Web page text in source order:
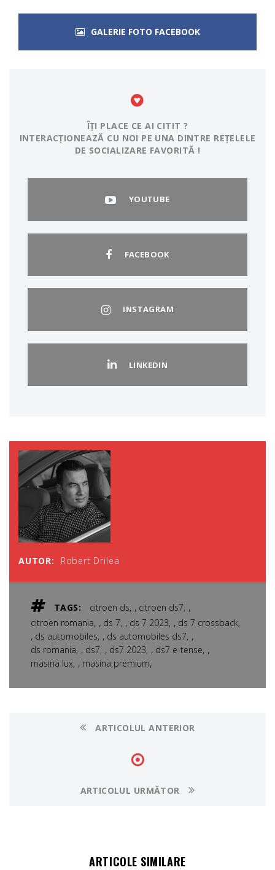
GALERIE FOTO FACEBOOK
ÎȚI PLACE CE AI CITIT ?
INTERACȚIONEAZĂ CU NOI PE UNA DINTRE REȚELELE
DE SOCIALIZARE FAVORITĂ !
YOUTUBE
FACEBOOK
INSTAGRAM
LINKEDIN
AUTOR: Robert Drilea
TAGS: citroen ds , citroen ds7 ,
citroen romania , ds 7 , ds 7 2023 , ds 7 crossback
, ds automobiles , ds automobiles ds7 ,
ds romania , ds7 , ds7 2023 , ds7 e-tense ,
masina lux , masina premium,
ARTICOLUL ANTERIOR
ARTICOLUL URMĂTOR
ARTICOLE SIMILARE